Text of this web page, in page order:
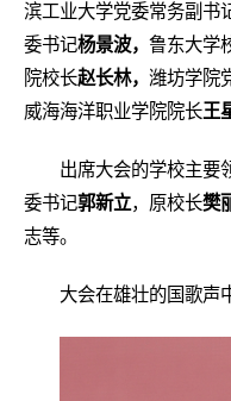
滨工业大学党委常务副书
委书记杨景波， 鲁东大学
院校长赵长林， 潍坊学院
威海海洋职业学院院长王
出席大会的学校主要
委书记郭新立，原校长樊
志等。
大会在雄壮的国歌声